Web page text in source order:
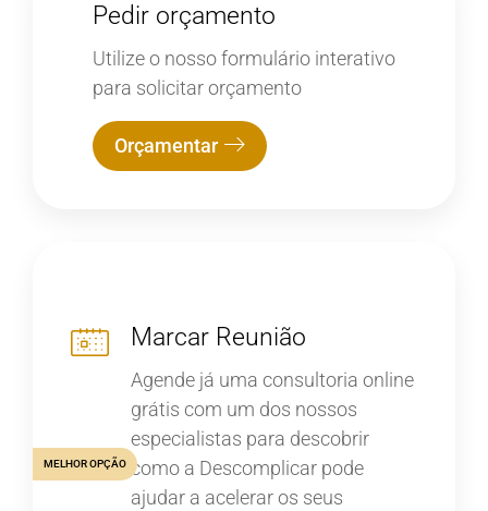
Pedir orçamento
Utilize o nosso formulário interativo
para solicitar orçamento
Orçamentar
Marcar Reunião
Agende já uma consultoria online
grátis com um dos nossos
especialistas para descobrir
como a Descomplicar pode
ajudar a acelerar os seus
MELHOR OPÇÃO